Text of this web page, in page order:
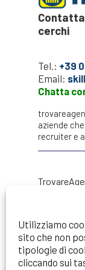
Utilizziamo
sito che non
tipologie di
cliccando sui
cerchi
Tel.: +39
Email:
Chatta
aziende
recruiter e
Try to